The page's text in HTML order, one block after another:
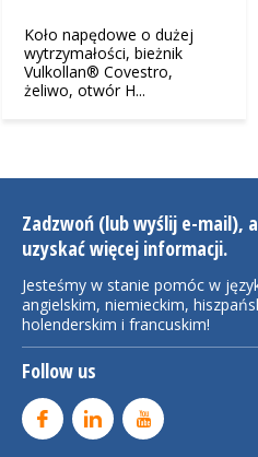
Koło napędowe o dużej
wytrzymałości, bieżnik
Vulkollan® Covestro,
żeliwo, otwór H...
Zadzwoń (lub wyślij e-mail),
uzyskać więcej informacji.
Jesteśmy w stanie pomóc w
angielskim, niemieckim,
holenderskim i francuskim!
Follow us